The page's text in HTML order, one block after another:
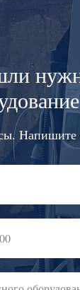
Напишите